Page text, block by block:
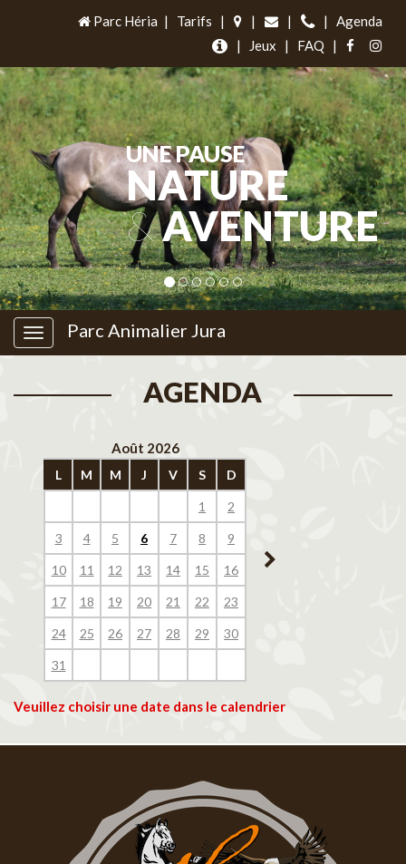
Parc Héria | Tarifs | | | |
Agenda
|
Jeux | FAQ |
UNE PAUSE
NATURE
&AVENTURE
Parc Animalier Jura
AGENDA
Août 2026
L M M J V S D
1 2
3 4 5 6 7 8 9
10 11 12 13 14 15 16
17 18 19 20 21 22 23
24 25 26 27 28 29 30
31
14
Veuillez choisir une date dans le calendrier